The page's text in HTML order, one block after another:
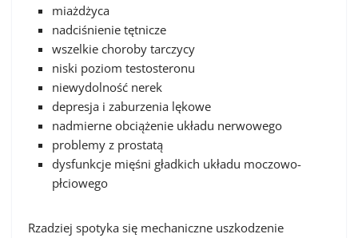
miażdżyca
nadciśnienie tętnicze
wszelkie choroby tarczycy
niski poziom testosteronu
niewydolność nerek
depresja i zaburzenia lękowe
nadmierne obciążenie układu nerwowego
problemy z prostatą
dysfunkcje mięśni gładkich układu moczowo-
płciowego
Rzadziej spotyka się mechaniczne uszkodzenie